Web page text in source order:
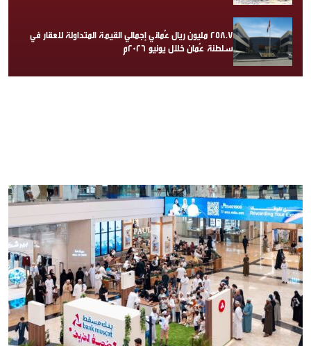
258.7 مليون ريال عُماني إجمالي القيمة المتداولة للعقار في
سلطنة عُمان خلال يونيو 2026م